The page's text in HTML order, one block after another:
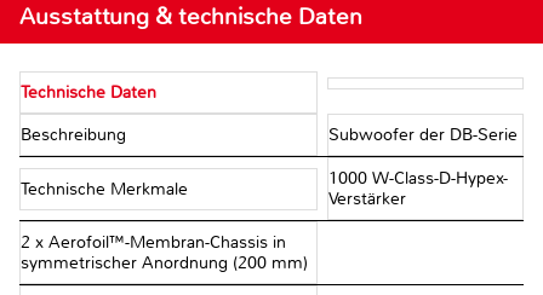
Ausstattung & technische Daten
Technische Daten
Beschreibung Subwoofer der DB-Serie
Technische Merkmale
1000 W-Class-D-Hypex-
Verstärker
2 x Aerofoil™-Membran-Chassis in
symmetrischer Anordnung (200 mm)